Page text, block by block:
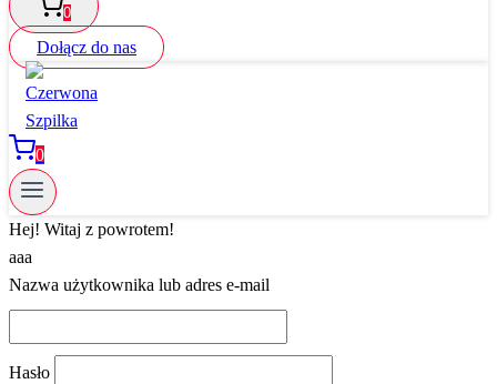
0
Dołącz do nas
0
Hej! Witaj z powrotem!
aaa
Nazwa użytkownika lub adres e-mail
Hasło